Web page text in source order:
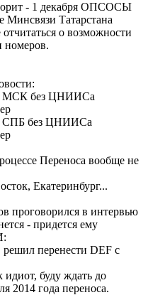
- 1 декабря ОПСОСЫ
Минсвязи Татарстана
отчитаться о возможности
номеров.
МСК без ЦНИИСа
без ЦНИИСа
Переноса вообще не
Екатеринбург...
проговорился в интервью
- придется ему
перенести DEF с
идиот, буду ждать до
2014 года переноса.